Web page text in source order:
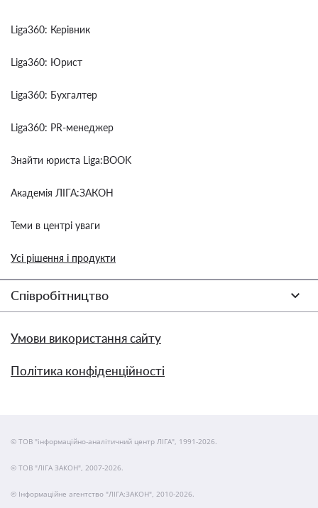
Liga360: Керівник
Liga360: Юрист
Liga360: Бухгалтер
Liga360: PR-менеджер
Знайти юриста Liga:BOOK
Академія ЛІГА:ЗАКОН
Теми в центрі уваги
Усі рішення і продукти
Співробітництво
Умови використання сайту
Політика конфіденційності
© ТОВ "інформаційно-аналітичний центр ЛІГА", 1991-2026.
© ТОВ "ЛІГА ЗАКОН", 2007-2026.
© Інформаційне агентство "ЛІГА:ЗАКОН", 2010-2026.